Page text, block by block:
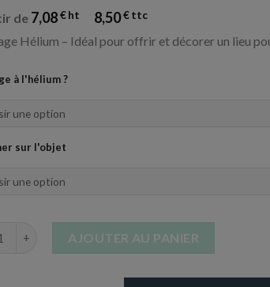
de 7,08€ 8,50€
Hélium – Idéal pour offrir et décorer un lieu
à l'hélium ?
sur l'objet
AJOUTER AU PANIER